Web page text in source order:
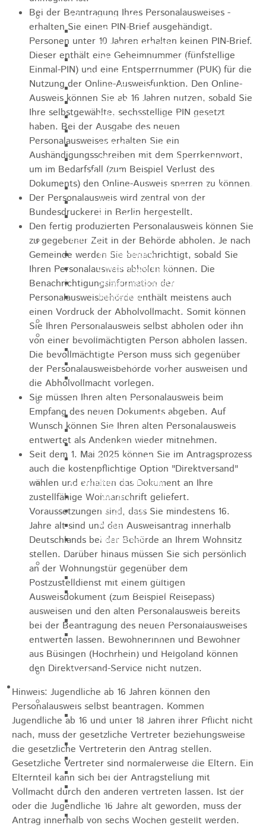
Pflegeangebote
Pflegeberatung
Runder Tisch Pflege
Ökumenische Sozialstation
Rosenstein
Villa Rosenstein
DRK Mehrgenerationenhaus
Pflegewohnhaus Haus Kielwein
Seniorenzentrum Heubach
VDK Ortsverband Heubach
Ökumenische Nachbarschaftshilfe
Heubach
Förderverein Altenhilfe Heubach e.V.
Seniorenwohnanlage Haus Hohgarten
Bischof Sproll Haus
Familie
Familienbüro
Zukunftswerkstatt
Sozialpädagogische Familienberatung
Kinderfest
Ferienprogramm
Jugend
Jugendbüro
Stadtjugendring
JIL
Betreuung & Bildung
Kindertagesstätten
Schulen
Volkshochschule
Stadtbibliothek
Gesundheit & Medizin
Notrufe
Notdienste
Ärzte
Apotheken
Kirchen
Evangelische St.-Ulrich-Kirche
Evangelisch - Freikirchliche
Gemeinde
Kath. Kirchengemeinde St. Bernhard
Kath. Kirchengemeinde Mariä
Himmelfahrt Lautern
Stadtarchiv
Bauen / Wirtschaft
Allgemein
Energiegenossenschaft Rosenstein
eG
IHK Ostwürttemberg
WiRO Ostwürttemberg
Geoportal Ostwürttemberg
Wirtschaftsclub Ostwürttemberg
Arbeitsagentur
Gewerbe- und Handelsverein
Bei der Beantragung IhresPersonalausweises -
erhalten Sie einen PIN-Briefausgehändigt.
Personen unter 10 Jahren erhalten keinen PIN-Brief.
Dieser enthält eine Geheimnummer (fünfstellige
Einmal-PIN) und eine Entsperrnummer (PUK) für die
Nutzung der Online-Ausweisfunktion. Den Online-
Ausweis können Sie ab 16 Jahren nutzen, sobald Sie
Ihre selbstgewählte, sechsstellige PIN gesetzt
haben. Bei der Ausgabe des neuen
Personalausweises erhalten Sie ein
Aushändigungsschreiben mit dem Sperrkennwort,
um im Bedarfsfall (zum Beispiel Verlust des
Dokuments) den Online-Ausweis sperren zu können.
Der Personalausweis wird zentral von der
Bundesdruckerei in Berlin hergestellt.
Den fertig produzierten Personalausweis können Sie
zu gegebener Zeit in der Behörde abholen. Je nach
Gemeinde werden Sie benachrichtigt, sobald Sie
Ihren Personalausweis abholen können. Die
Benachrichtigungsinformation der
Personalausweisbehörde enthält meistens auch
einen Vordruck der Abholvollmacht. Somit können
Sie Ihren Personalausweis selbst abholen oder ihn
von einer bevollmächtigten Person abholen lassen.
Die bevollmächtigte Person muss sich gegenüber
der Personalausweisbehörde vorher ausweisen und
die Abholvollmacht vorlegen.
Sie müssen Ihren alten Personalausweis beim
Empfang des neuen Dokuments abgeben. Auf
Wunsch können Sie Ihren alten Personalausweis
entwertet als Andenken wieder mitnehmen.
Seit dem 1. Mai 2025 können Sie im Antragsprozess
auch die kostenpflichtige Option "Direktversand"
wählen und erhalten das Dokument an Ihre
zustellfähige Wohnanschrift geliefert.
Voraussetzungen sind, dass Sie mindestens 16.
Jahre alt sind und den Ausweisantrag innerhalb
Deutschlands bei der Behörde an Ihrem Wohnsitz
stellen. Darüber hinaus müssen Sie sich persönlich
an der Wohnungstür gegenüber dem
Postzustelldienst mit einem gültigen
Ausweisdokument (zum Beispiel Reisepass)
ausweisen und den alten Personalausweis bereits
bei der Beantragung des neuen Personalausweises
entwerten lassen. Bewohnerinnen und Bewohner
aus Büsingen (Hochrhein) und Helgoland können
den Direktversand-Service nicht nutzen.
Hinweis: Jugendliche ab 16 Jahren können den
Personalausweis selbst beantragen. Kommen
Jugendliche ab 16 und unter 18 Jahren ihrer Pflicht nicht
nach, muss der gesetzliche Vertreter beziehungsweise
die gesetzliche Vertreterin den Antrag stellen.
Gesetzliche Vertreter sind normalerweise die Eltern. Ein
Elternteil kann sich bei der Antragstellung mit
Vollmacht durch den anderen vertreten lassen. Ist der
oder die Jugendliche 16 Jahre alt geworden, muss der
Antrag innerhalb von sechs Wochen gestellt werden.